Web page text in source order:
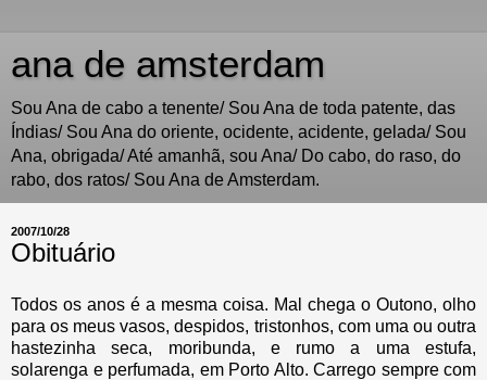
ana de amsterdam
Sou Ana de cabo a tenente/ Sou Ana de toda patente, das
Índias/ Sou Ana do oriente, ocidente, acidente, gelada/ Sou
Ana, obrigada/ Até amanhã, sou Ana/ Do cabo, do raso, do
rabo, dos ratos/ Sou Ana de Amsterdam.
2007/10/28
Obituário
Todos os anos é a mesma coisa. Mal chega o Outono, olho
para os meus vasos, despidos, tristonhos, com uma ou outra
hastezinha seca, moribunda, e rumo a uma estufa,
solarenga e perfumada, em Porto Alto. Carrego sempre com